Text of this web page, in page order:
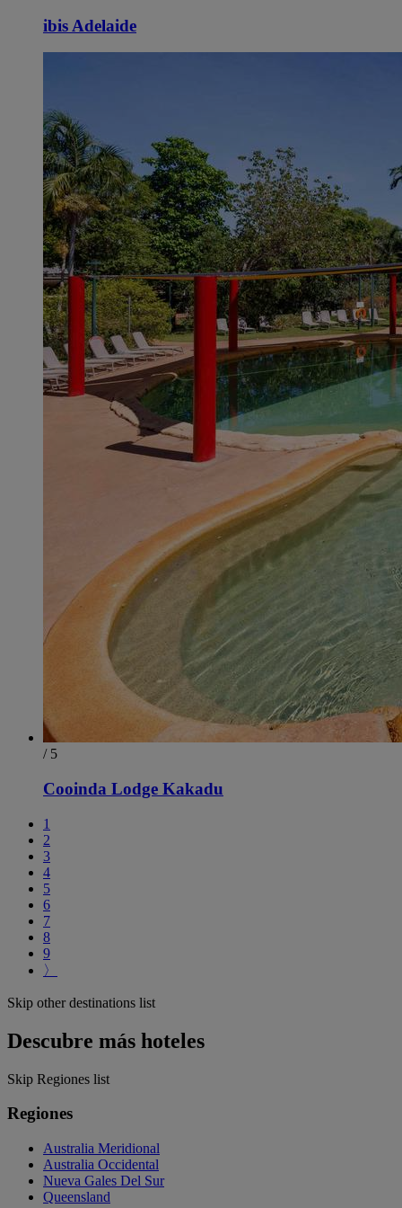
ibis Adelaide
/ 5
Cooinda Lodge Kakadu
1
2
3
4
5
6
7
8
9
〉
Skip other destinations list
Descubre más hoteles
Skip Regiones list
Regiones
Australia Meridional
Australia Occidental
Nueva Gales Del Sur
Queensland